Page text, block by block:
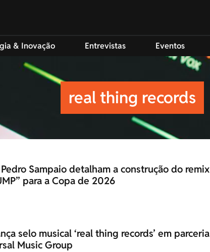
& Inovação Entrevistas Eventos
real thing records
Sampaio detalham a construção do remix
para a Copa de 2026
selo musical ‘real thing records’ em parceria
Music Group